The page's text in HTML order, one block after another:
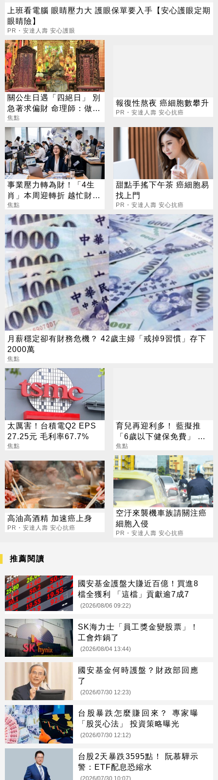
上班看電腦 眼睛壓力大 護眼保單要入手【安心護眼定期
眼睛險】
PR・安達人壽 安心護眼
關公生日遇「四絕日」 別
急著求偏財 命理師：做1
事更有效
焦點
報復性熬夜 癌細胞數攀升
PR・安達人壽 安心抗癌
事業壓力轉為財！「4生
肖」本周迎轉折 越忙財運
越旺
焦點
甜點手搖下午茶 癌細胞易
找上門
PR・安達人壽 安心抗癌
月薪穩定卻有財務危機？ 42歲主婦「戒掉9習慣」存下
2000萬
焦點
太厲害！台積電Q2 EPS
27.25元 毛利率67.7%
焦點
育兒再迎利多！ 藍擬推
「6歲以下健保免費」 每
年減輕近萬元負擔
焦點
高油高酒精 加速癌上身
PR・安達人壽 安心抗癌
空汙來襲機車族請關注癌
細胞入侵
PR・安達人壽 安心抗癌
推薦閱讀
國安基金護盤大賺近百億！買進8
檔全獲利 「這檔」貢獻逾7成7
(2026/08/06 09:22)
SK海力士「員工獎金變股票」！
工會炸鍋了
(2026/08/04 13:44)
國安基金何時護盤？財政部回應
了
(2026/07/30 12:23)
台股暴跌怎麼賺回來？ 專家曝
「股災心法」 投資策略曝光
(2026/07/30 12:12)
台股2天暴跌3595點！ 阮慕驊示
警：ETF配息恐縮水
(2026/07/30 10:07)